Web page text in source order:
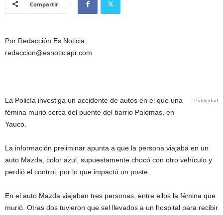
Compartir
Por Redacción Es Noticia
redaccion@esnoticiapr.com
Publicidad
La Policía investiga un accidente de autos en el que una
fémina murió cerca del puente del barrio Palomas, en
Yauco.
La información preliminar apunta a que la persona viajaba en un
auto Mazda, color azul, supuestamente chocó con otro vehículo y
perdió el control, por lo que impactó un poste.
En el auto Mazda viajaban tres personas, entre ellos la fémina que
murió. Otras dos tuvieron que sel llevados a un hospital para recibir